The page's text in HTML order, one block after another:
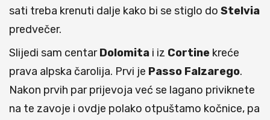
sati treba krenuti dalje kako bi se stiglo do Stelvia
predvečer.
Slijedi sam centarDolomita i iz Cortine kreće
prava alpska čarolija. Prvi je Passo Falzarego.
Nakon prvih par prijevoja već se lagano priviknete
na te zavoje i ovdje polako otpuštamo kočnice, pa